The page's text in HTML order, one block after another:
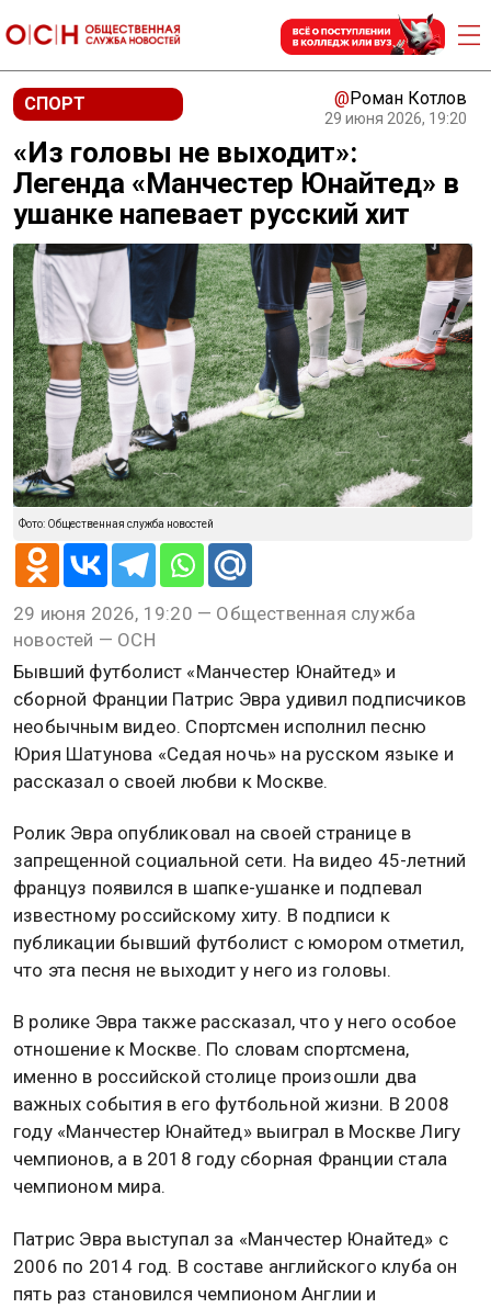
СПОРТ @Роман Котлов
29 июня 2026, 19:20
«Из головы не выходит»:
Легенда «Манчестер Юнайтед» в
ушанке напевает русский хит
Фото: Общественная служба новостей
29 июня 2026, 19:20 — Общественная служба
новостей — ОСН
Бывший футболист «Манчестер Юнайтед» и
сборной Франции Патрис Эвра удивил подписчиков
необычным видео. Спортсмен исполнил песню
Юрия Шатунова «Седая ночь» на русском языке и
рассказал о своей любви к Москве.
Ролик Эвра опубликовал на своей странице в
запрещенной социальной сети. На видео 45-летний
француз появился в шапке-ушанке и подпевал
известному российскому хиту. В подписи к
публикации бывший футболист с юмором отметил,
что эта песня не выходит у него из головы.
В ролике Эвра также рассказал, что у него особое
отношение к Москве. По словам спортсмена,
именно в российской столице произошли два
важных события в его футбольной жизни. В 2008
году «Манчестер Юнайтед» выиграл в Москве Лигу
чемпионов, а в 2018 году сборная Франции стала
чемпионом мира.
Патрис Эвра выступал за «Манчестер Юнайтед» с
2006 по 2014 год. В составе английского клуба он
пять раз становился чемпионом Англии и